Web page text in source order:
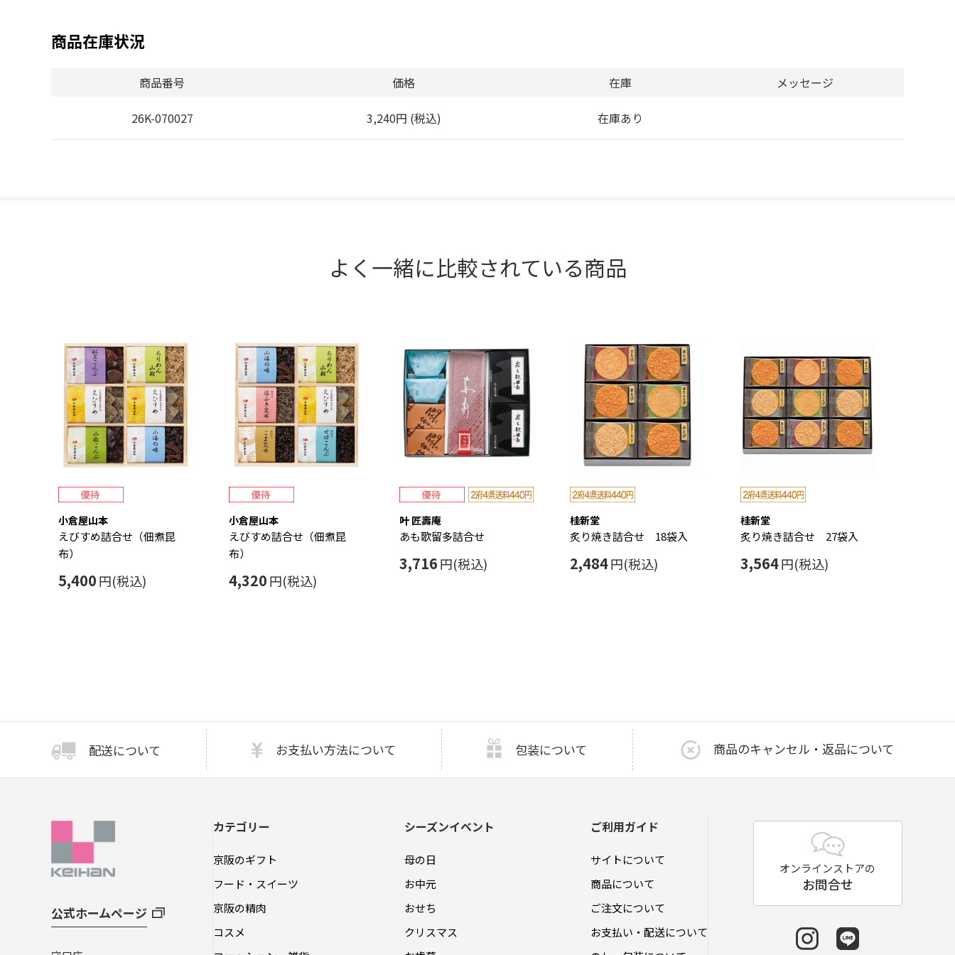
商品在庫状況
商品番号 価格 在庫 メッセージ
26K-070027 3,240円 (税込) 在庫あり
よく一緒に比較されている商品
小倉屋山本
えびすめ詰合せ（佃煮昆
布）
5,400円(税込)
小倉屋山本
えびすめ詰合せ（佃煮昆
布）
4,320円(税込)
叶 匠壽庵
あも歌留多詰合せ
3,716円(税込)
桂新堂
炙り焼き詰合せ 18袋入
2,484円(税込)
桂新堂
炙り焼き詰合せ 27袋入
3,564円(税込)
配送について お支払い方法について 包装について 商品のキャンセル・返品について
公式ホームページ
カテゴリー
京阪のギフト
フード・スイーツ
京阪の精肉
コスメ
シーズンイベント
母の日
お中元
おせち
クリスマス
ご利用ガイド
サイトについて
商品について
ご注文について
お支払い・配送について
オンラインストアの
お問合せ